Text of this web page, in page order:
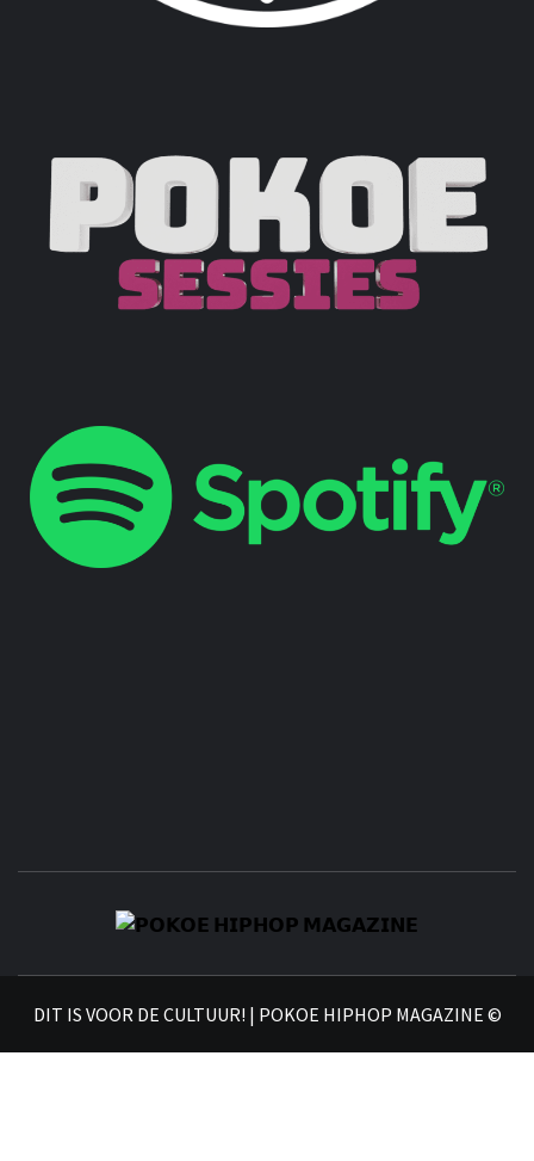
DIT IS VOOR DE CULTUUR! | POKOE HIPHOP MAGAZINE ©